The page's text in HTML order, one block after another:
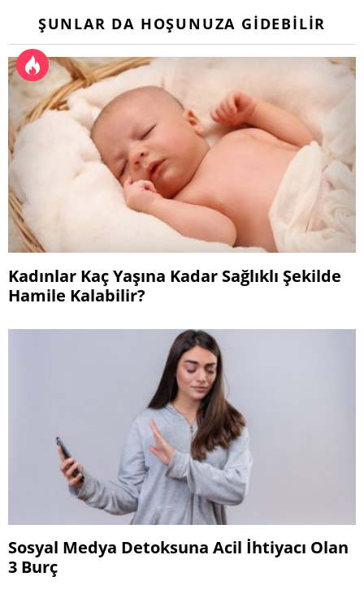
ŞUNLAR DA HOŞUNUZA GIDEBILIR
Kadınlar Kaç Yaşına Kadar Sağlıklı Şekilde
Hamile Kalabilir?
Sosyal Medya Detoksuna Acil İhtiyacı Olan
3 Burç